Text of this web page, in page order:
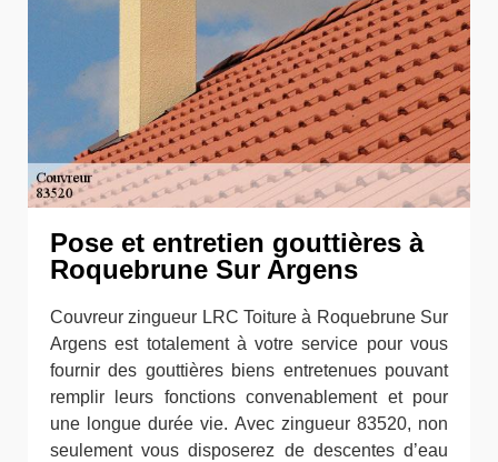
Pose et entretien gouttières à
Roquebrune Sur Argens
Couvreur zingueur LRC Toiture à Roquebrune Sur
Argens est totalement à votre service pour vous
fournir des gouttières biens entretenues pouvant
remplir leurs fonctions convenablement et pour
une longue durée vie. Avec zingueur 83520, non
seulement vous disposerez de descentes d’eau